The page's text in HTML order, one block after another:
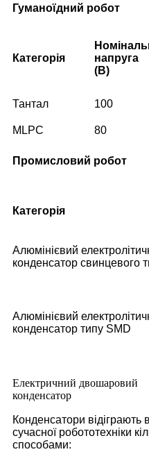
Гуманоїдний робот
Категорія
напруга
(В)
Тантал 100
MLPC 80
Промисловий робот
Категорія
Алюмінієвий
конденсатор свинцевого
Алюмінієвий
конденсатор типу SMD
Електричний двошаровий
конденсатор
Конденсатори відіграють
сучасної робототехніки
способами: